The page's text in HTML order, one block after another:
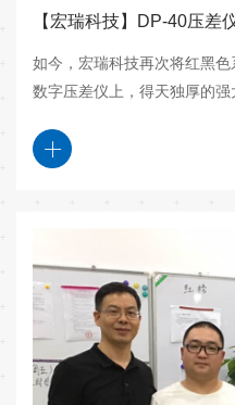
【宏瑞科技】DP-40压差
如今，宏瑞科技再次将红黑
数字压差仪上，得天独厚的强